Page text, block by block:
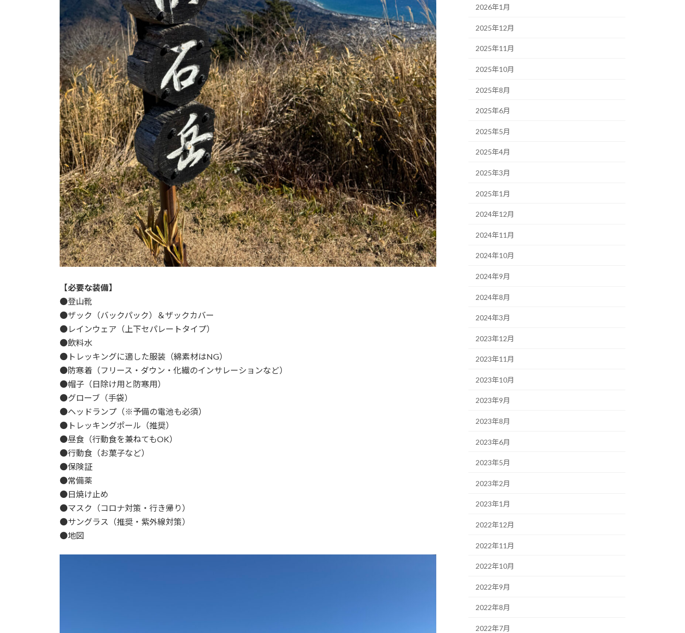
【必要な装備】
●登山靴
●ザック（バックパック）＆ザックカバー
●レインウェア（上下セパレートタイプ）
●飲料水
●トレッキングに適した服装（綿素材はNG）
●防寒着（フリース・ダウン・化繊のインサレーションなど）
●帽子（日除け用と防寒用）
●グローブ（手袋）
●ヘッドランプ（※予備の電池も必須）
●トレッキングポール（推奨）
●昼食（行動食を兼ねてもOK）
●行動食（お菓子など）
●保険証
●常備薬
●日焼け止め
●マスク（コロナ対策・行き帰り）
●サングラス（推奨・紫外線対策）
●地図
2026年1月
2025年12月
2025年11月
2025年10月
2025年8月
2025年6月
2025年5月
2025年4月
2025年3月
2025年1月
2024年12月
2024年11月
2024年10月
2024年9月
2024年8月
2024年3月
2023年12月
2023年11月
2023年10月
2023年9月
2023年8月
2023年6月
2023年5月
2023年2月
2023年1月
2022年12月
2022年11月
2022年10月
2022年9月
2022年8月
2022年7月